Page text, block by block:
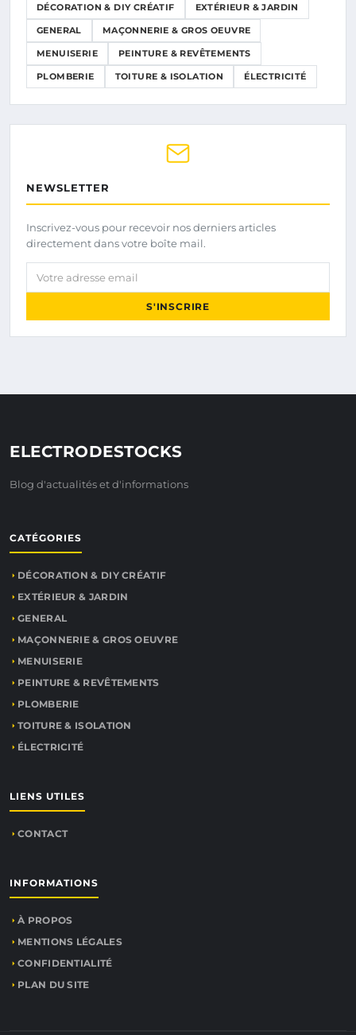
DÉCORATION & DIY CRÉATIF EXTÉRIEUR & JARDIN
GENERAL MAÇONNERIE & GROS OEUVRE
MENUISERIE PEINTURE & REVÊTEMENTS
PLOMBERIE TOITURE & ISOLATION ÉLECTRICITÉ
NEWSLETTER
Inscrivez-vous pour recevoir nos derniers articles
directement dans votre boîte mail.
Votre adresse email
S'INSCRIRE
ELECTRODESTOCKS
Blog d'actualités et d'informations
CATÉGORIES
DÉCORATION & DIY CRÉATIF
EXTÉRIEUR & JARDIN
GENERAL
MAÇONNERIE & GROS OEUVRE
MENUISERIE
PEINTURE & REVÊTEMENTS
PLOMBERIE
TOITURE & ISOLATION
ÉLECTRICITÉ
LIENS UTILES
CONTACT
INFORMATIONS
À PROPOS
MENTIONS LÉGALES
CONFIDENTIALITÉ
PLAN DU SITE